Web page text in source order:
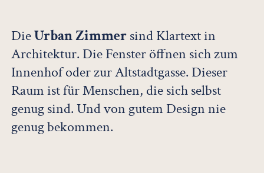
DieUrban Zimmersind Klartext in
Architektur. Die Fenster öffnen sich zum
Innenhof oder zur Altstadtgasse. Dieser
Raum ist für Menschen, die sich selbst
genug sind. Und von gutem Design nie
genug bekommen.